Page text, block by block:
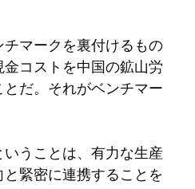
マークを裏付けるもの
コストを中国の鉱山労
だ。それがベンチマー
うことは、有力な生産
緊密に連携することを